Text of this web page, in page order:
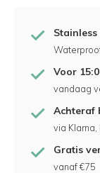
Stainless
Voor
vandaag
Achteraf
via
Gratis
vanaf €75